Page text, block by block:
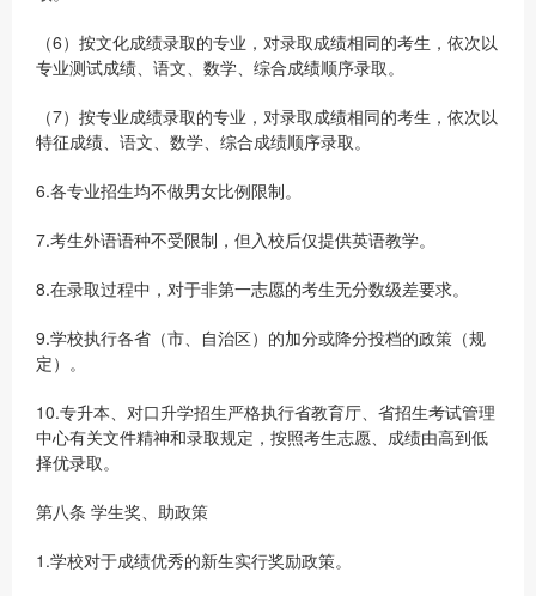
（6）按文化成绩录取的专业，对录取成绩相同的考生，依次以
专业测试成绩、语文、数学、综合成绩顺序录取。
（7）按专业成绩录取的专业，对录取成绩相同的考生，依次以
特征成绩、语文、数学、综合成绩顺序录取。
6.各专业招生均不做男女比例限制。
7.考生外语语种不受限制，但入校后仅提供英语教学。
8.在录取过程中，对于非第一志愿的考生无分数级差要求。
9.学校执行各省（市、自治区）的加分或降分投档的政策（规
定）。
10.专升本、对口升学招生严格执行省教育厅、省招生考试管理
中心有关文件精神和录取规定，按照考生志愿、成绩由高到低
择优录取。
第八条 学生奖、助政策
1.学校对于成绩优秀的新生实行奖励政策。